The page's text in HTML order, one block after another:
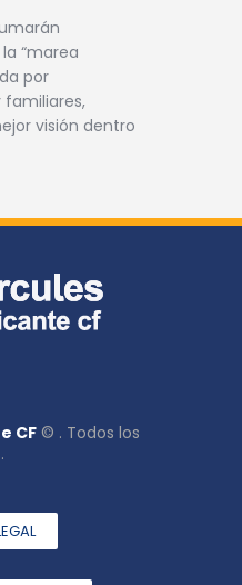
“marea
por
familiares,
visión dentro
CF © . Todos los